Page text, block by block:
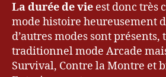
La durée de vie est donc très
mode histoire heureusement
d’autres modes sont présents,
traditionnel mode Arcade
Survival, Contre la Montre et